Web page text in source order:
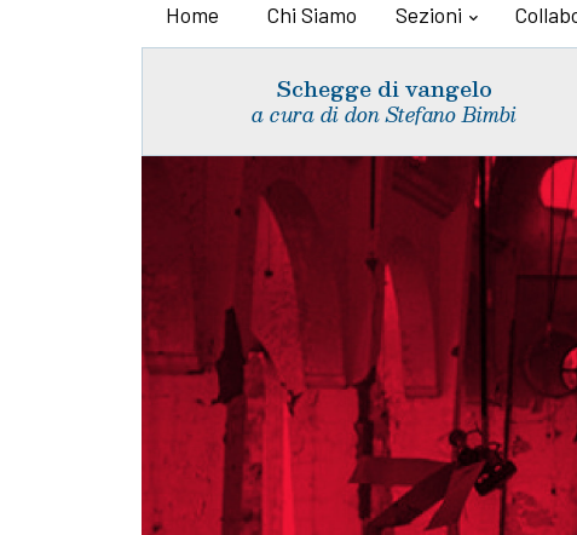
Home Chi Siamo Sezioni
Schegge di vangelo
a cura di don Stefano Bimbi